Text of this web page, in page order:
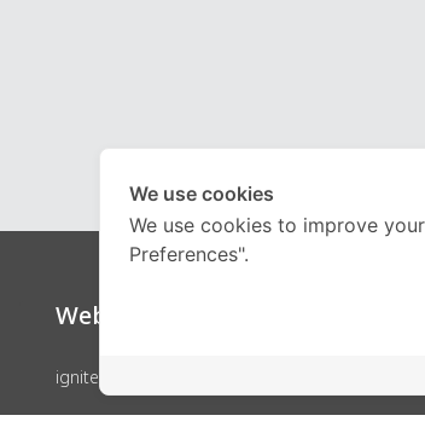
Website
ignite by OnDemand
We use cookies
We use cookies to improve
Preferences".